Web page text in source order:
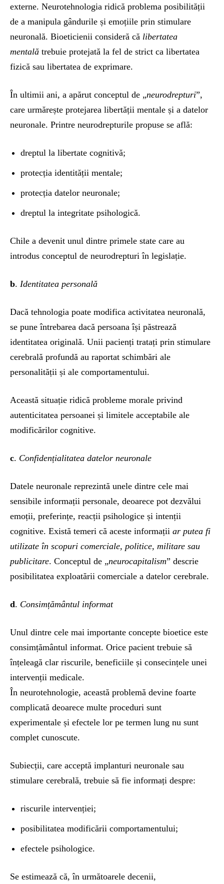
externe. Neurotehnologia ridică problema posibilității
de a manipula gândurile și emoțiile prin stimulare
neuronală. Bioeticienii consideră că libertatea
mentală trebuie protejată la fel de strict ca libertatea
fizică sau libertatea de exprimare.
În ultimii ani, a apărut conceptul de „neurodrepturi”,
care urmărește protejarea libertății mentale și a datelor
neuronale. Printre neurodrepturile propuse se află:
dreptul la libertate cognitivă;
protecția identității mentale;
protecția datelor neuronale;
dreptul la integritate psihologică.
Chile a devenit unul dintre primele state care au
introdus conceptul de neurodrepturi în legislație.
b. Identitatea personală
Dacă tehnologia poate modifica activitatea neuronală,
se pune întrebarea dacă persoana își păstrează
identitatea originală. Unii pacienți tratați prin stimulare
cerebrală profundă au raportat schimbări ale
personalității și ale comportamentului.
Această situație ridică probleme morale privind
autenticitatea persoanei și limitele acceptabile ale
modificărilor cognitive.
c. Confidențialitatea datelor neuronale
Datele neuronale reprezintă unele dintre cele mai
sensibile informații personale, deoarece pot dezvălui
emoții, preferințe, reacții psihologice și intenții
cognitive. Există temeri că aceste informații ar putea fi
utilizate în scopuri comerciale, politice, militare sau
publicitare. Conceptul de „neurocapitalism” descrie
posibilitatea exploatării comerciale a datelor cerebrale.
d. Consimțământul informat
Unul dintre cele mai importante concepte bioetice este
consimțământul informat. Orice pacient trebuie să
înțeleagă clar riscurile, beneficiile și consecințele unei
intervenții medicale.
În neurotehnologie, această problemă devine foarte
complicată deoarece multe proceduri sunt
experimentale și efectele lor pe termen lung nu sunt
complet cunoscute.
Subiecții, care acceptă implanturi neuronale sau
stimulare cerebrală, trebuie să fie informați despre:
riscurile intervenției;
posibilitatea modificării comportamentului;
efectele psihologice.
Se estimează că, în următoarele decenii,